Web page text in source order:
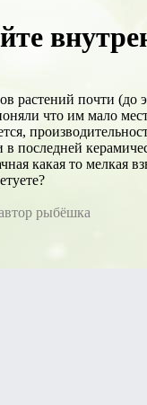
растений почти (до
что им мало
в последней
какая то мелкая
рыбёшка